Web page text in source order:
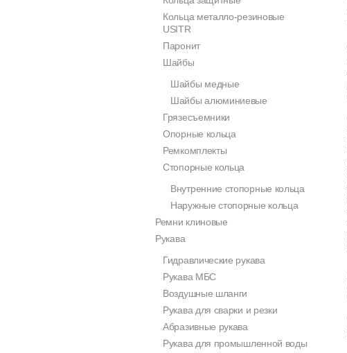
Кольца металло-резиновые
USITR
Паронит
Шайбы
Шайбы медные
Шайбы алюминиевые
Грязесъемники
Опорные кольца
Ремкомплекты
Стопорные кольца
Внутренние стопорные кольца
Наружные стопорные кольца
Ремни клиновые
Рукава
Гидравлические рукава
Рукава МБС
Воздушные шланги
Рукава для сварки и резки
Абразивные рукава
Рукава для промышленной воды